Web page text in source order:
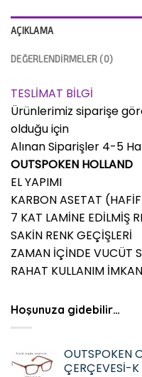
AÇIKLAMA
DEĞERLENDIRMELER (0)
TESLİMAT BİLGİ
Ürünlerimiz siparişe
olduğu için
Alınan Siparişler 4-5
OUTSPOKEN HOLLAND
EL YAPIMI
KARBON ASETAT
7 KAT LAMİNE EDİLMİŞ
SAKİN RENK GEÇİŞLERİ
ZAMAN İÇİNDE VUCÜT
RAHAT KULLANIM
Hoşunuza gidebilir…
OUTSPOKEN
ÇERÇEVESİ-K